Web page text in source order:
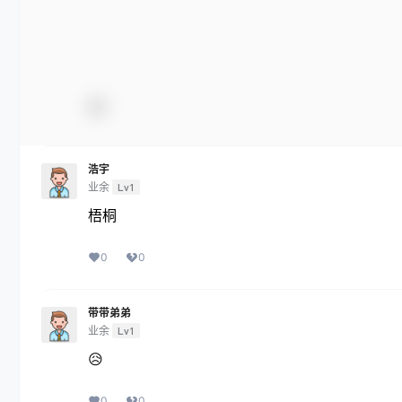
浩宇
业余 Lv1
梧桐
0 0
带带弟弟
业余 Lv1
😥